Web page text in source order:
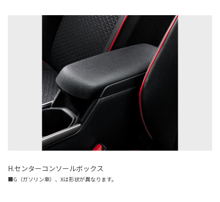
H.センターコンソールボックス
■G（ガソリン車）、Xは形状が異なります。